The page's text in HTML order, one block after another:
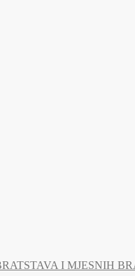
I MJESNIH